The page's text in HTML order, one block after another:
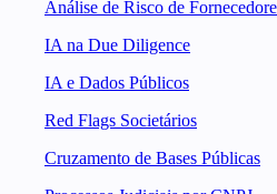
Análise de Risco de
IA na Due Diligence
IA e Dados Públicos
Red Flags Societários
Cruzamento de Bases Públicas